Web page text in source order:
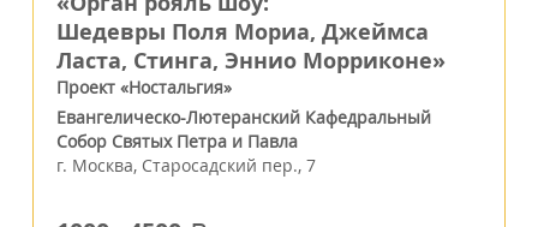
Шедевры Поля Мориа, Джеймса
Ласта, Стинга, Эннио Морриконе»
Проект «Ностальгия»
Евангелическо-Лютеранский Кафедральный
Собор Святых Петра и Павла
г. Москва, Старосадский пер., 7